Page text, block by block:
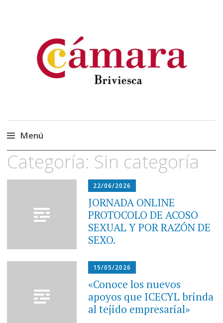
Menú
Saltar
al
contenido
Categoría: Sin categoría
22/06/2026
JORNADA ONLINE
PROTOCOLO DE ACOSO
SEXUAL Y POR RAZÓN DE
SEXO.
15/05/2026
«Conoce los nuevos
apoyos que ICECYL brinda
al tejido empresarial»